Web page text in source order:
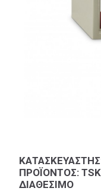
ΠΡΟΪΌΝΤΟΣ:
ΔΙΑΘΈΣΙΜΟ